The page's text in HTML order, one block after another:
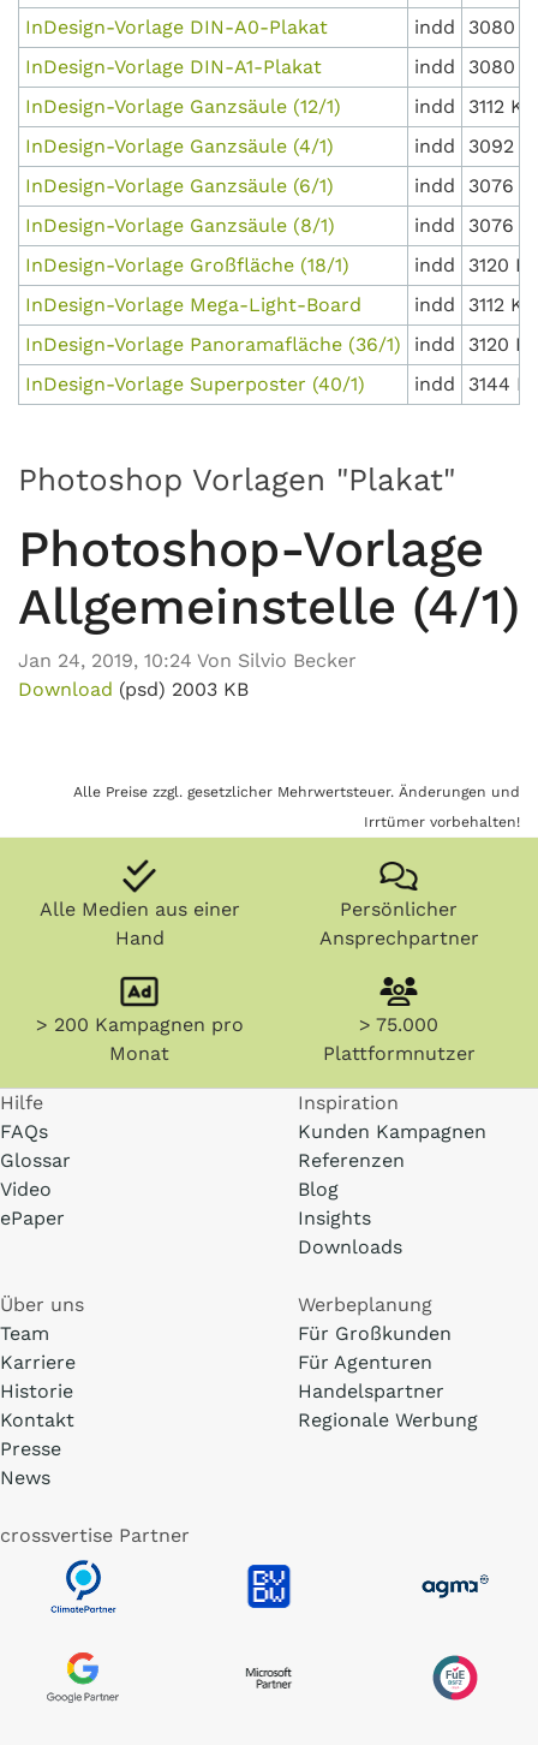
InDesign-Vorlage DIN-A0-Plakat
indd
3080
InDesign-Vorlage DIN-A1-Plakat
indd
3080
InDesign-Vorlage Ganzsäule (12/1)
indd
3112 KB
InDesign-Vorlage Ganzsäule (4/1)
indd
3092
InDesign-Vorlage Ganzsäule (6/1)
indd
3076
InDesign-Vorlage Ganzsäule (8/1)
indd
3076
InDesign-Vorlage Großfläche (18/1)
indd
3120
InDesign-Vorlage Mega-Light-Board
indd
3112 KB
InDesign-Vorlage Panoramafläche (36/1)
indd
3120
InDesign-Vorlage Superposter (40/1)
indd 3144
Photoshop Vorlagen "Plakat"
Photoshop-Vorlage
Allgemeinstelle (4/1)
Jan 24, 2019, 10:24 Von Silvio Becker
Download (psd) 2003 KB
Alle Preise zzgl. gesetzlicher Mehrwertsteuer. Änderungen und
Irrtümer vorbehalten!
Alle Medien aus einer
Hand
Persönlicher
Ansprechpartner
> 200 Kampagnen pro
Monat
> 75.000
Plattformnutzer
Hilfe
FAQs
Glossar
Video
ePaper
Inspiration
Kunden Kampagnen
Referenzen
Blog
Insights
Downloads
Über uns
Team
Karriere
Historie
Kontakt
Presse
News
Werbeplanung
Für Großkunden
Für Agenturen
Handelspartner
Regionale Werbung
crossvertise Partner